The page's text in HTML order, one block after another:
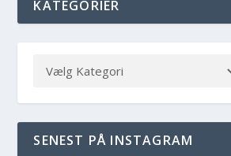
KATEGORIER
SENEST PÅ INSTAGRAM